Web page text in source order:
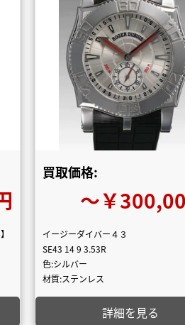
買取価格:
〜￥
イージーダイバー４３
SE43 14 9 3.53R
色:シルバー
材質:ステンレス
詳細を見る